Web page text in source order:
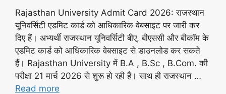
Rajasthan University Admit Card 2026: राजस्थान
यूनिवर्सिटी एडमिट कार्ड को आधिकारिक वेबसाइट पर जारी कर
दिए हैं। अभ्यर्थी राजस्थान यूनिवर्सिटी बीए, बीएससी और बीकॉम के
एडमिट कार्ड को आधिकारिक वेबसाइट से डाउनलोड कर सकते
हैं। Rajasthan University में B.A , B.Sc , B.Com. की
परीक्षा 21 मार्च 2026 से शुरू हो रही हैं। साथ ही राजस्थान …
Read more